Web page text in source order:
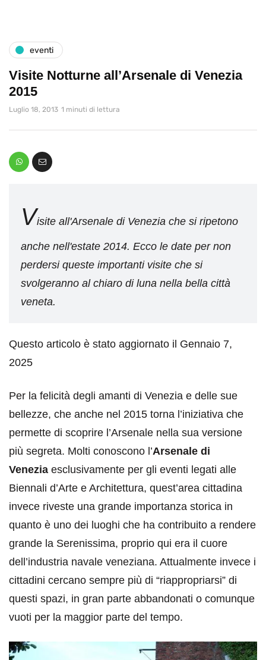
eventi
Visite Notturne all’Arsenale di Venezia
2015
Luglio 18, 2013 1 minuti di lettura
Visite all'Arsenale di Venezia che si ripetono
anche nell'estate 2014. Ecco le date per non
perdersi queste importanti visite che si
svolgeranno al chiaro di luna nella bella città
veneta.
Questo articolo è stato aggiornato il Gennaio 7,
2025
Per la felicità degli amanti di Venezia e delle sue
bellezze, che anche nel 2015 torna l’iniziativa che
permette di scoprire l’Arsenale nella sua versione
più segreta. Molti conoscono l’Arsenale di
Venezia esclusivamente per gli eventi legati alle
Biennali d’Arte e Architettura, quest’area cittadina
invece riveste una grande importanza storica in
quanto è uno dei luoghi che ha contribuito a rendere
grande la Serenissima, proprio qui era il cuore
dell’industria navale veneziana. Attualmente invece i
cittadini cercano sempre più di “riappropriarsi” di
questi spazi, in gran parte abbandonati o comunque
vuoti per la maggior parte del tempo.